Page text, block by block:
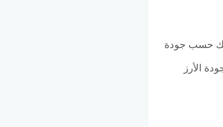
إلي 30 جنيهاً للكيلو، وذلك حسب جودة
وجودة الأرز